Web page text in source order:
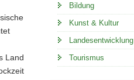
Land
Bildung
Kunst & Kultur
Landesentwicklung
Tourismus